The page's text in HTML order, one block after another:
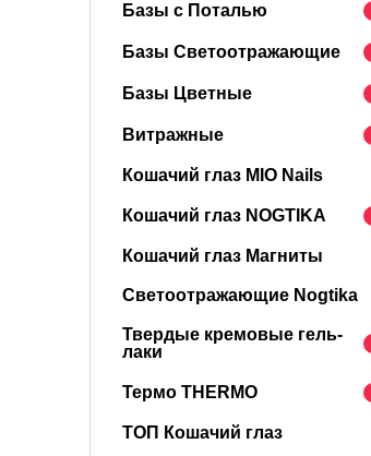
Базы с Поталью
Базы Светоотражающие
Базы Цветные
Витражные
Кошачий глаз MIO Nails
Кошачий глаз NOGTIKA
Кошачий глаз Магниты
Светоотражающие Nogtika
Твердые кремовые гель-
лаки
Термо THERMO
ТОП Кошачий глаз